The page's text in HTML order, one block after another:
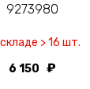
9273980
> 16 шт.
6 150